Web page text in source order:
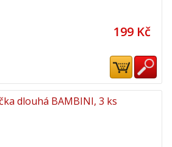
199 Kč
dlouhá BAMBINI, 3 ks